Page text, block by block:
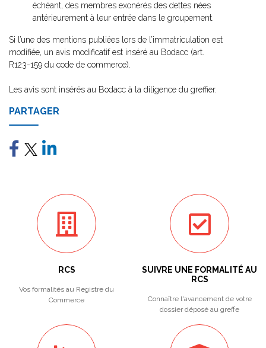
échéant, des membres exonérés des dettes nées
antérieurement à leur entrée dans le groupement.
Si l’une des mentions publiées lors de l’immatriculation est
modifiée, un avis modificatif est inséré au Bodacc (art.
R123-159 du code de commerce).
Les avis sont insérés au Bodacc à la diligence du greffier.
PARTAGER
RCS
Vos formalités au Registre du
Commerce
SUIVRE UNE FORMALITÉ AU
RCS
Connaître l'avancement de votre
dossier déposé au greffe